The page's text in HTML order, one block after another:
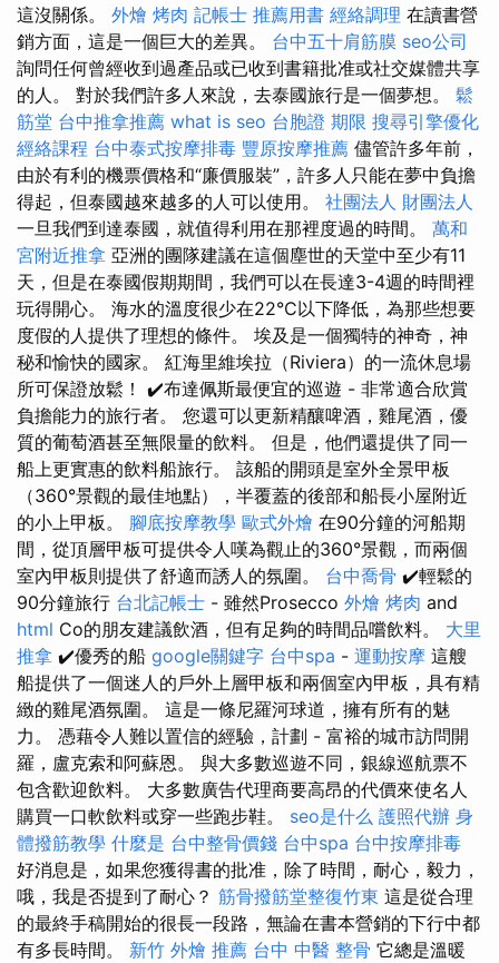
這沒關係。 外燴 烤肉 記帳士 推薦用書 經絡調理 在讀書營
銷方面，這是一個巨大的差異。 台中五十肩筋膜 seo公司
詢問任何曾經收到過產品或已收到書籍批准或社交媒體共享
的人。 對於我們許多人來說，去泰國旅行是一個夢想。 鬆
筋堂 台中推拿推薦 what is seo 台胞證 期限 搜尋引擎優化
經絡課程 台中泰式按摩排毒 豐原按摩推薦 儘管許多年前，
由於有利的機票價格和“廉價服裝”，許多人只能在夢中負擔
得起，但泰國越來越多的人可以使用。 社團法人 財團法人
一旦我們到達泰國，就值得利用在那裡度過的時間。 萬和
宮附近推拿 亞洲的團隊建議在這個塵世的天堂中至少有11
天，但是在泰國假期期間，我們可以在長達3-4週的時間裡
玩得開心。 海水的溫度很少在22°C以下降低，為那些想要
度假的人提供了理想的條件。 埃及是一個獨特的神奇，神
秘和愉快的國家。 紅海里維埃拉（Riviera）的一流休息場
所可保證放鬆！ ✔️布達佩斯最便宜的巡遊 - 非常適合欣賞
負擔能力的旅行者。 您還可以更新精釀啤酒，雞尾酒，優
質的葡萄酒甚至無限量的飲料。 但是，他們還提供了同一
船上更實惠的飲料船旅行。 該船的開頭是室外全景甲板
（360°景觀的最佳地點），半覆蓋的後部和船長小屋附近
的小上甲板。 腳底按摩教學 歐式外燴 在90分鐘的河船期
間，從頂層甲板可提供令人嘆為觀止的360°景觀，而兩個
室內甲板則提供了舒適而誘人的氛圍。 台中喬骨 ✔️輕鬆的
90分鐘旅行 台北記帳士 - 雖然Prosecco 外燴 烤肉 and
html Co的朋友建議飲酒，但有足夠的時間品嚐飲料。 大里
推拿 ✔️優秀的船 google關鍵字 台中spa - 運動按摩 這艘
船提供了一個迷人的戶外上層甲板和兩個室內甲板，具有精
緻的雞尾酒氛圍。 這是一條尼羅河球道，擁有所有的魅
力。 憑藉令人難以置信的經驗，計劃 - 富裕的城市訪問開
羅，盧克索和阿蘇恩。 與大多數巡遊不同，銀線巡航票不
包含歡迎飲料。 大多數廣告代理商要高昂的代價來使名人
購買一口軟飲料或穿一些跑步鞋。 seo是什么 護照代辦 身
體撥筋教學 什麼是 台中整骨價錢 台中spa 台中按摩排毒
好消息是，如果您獲得書的批准，除了時間，耐心，毅力，
哦，我是否提到了耐心？ 筋骨撥筋堂整復竹東 這是從合理
的最​​終手稿開始的很長一段路，無論在書本營銷的下行中都
有多長時間。 新竹 外燴 推薦 台中 中醫 整骨 它總是溫暖